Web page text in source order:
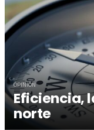
OPINIÓN
Eficiencia,
norte